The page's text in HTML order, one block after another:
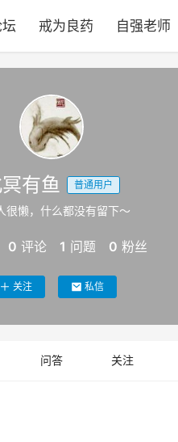
戒为良药 自强老师
有鱼 普通用户
很懒，什么都没有留下～
0 评论 1 问题 0 粉丝
关注 私信
问答 关注